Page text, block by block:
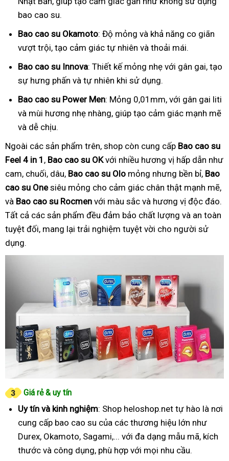
bao cao su.
Bao cao su Okamoto: Độ mỏng và khả năng co giãn
vượt trội, tạo cảm giác tự nhiên và thoải mái.
Bao cao su Innova: Thiết kế mỏng nhẹ với gân gai, tạo
sự hưng phấn và tự nhiên khi sử dụng.
Bao cao su Power Men: Mỏng 0,01mm, với gân gai liti
và mùi hương nhẹ nhàng, giúp tạo cảm giác mạnh mẽ
và dễ chịu.
Ngoài các sản phẩm trên, shop còn cung cấp Bao cao su
Feel 4 in 1 , Bao cao su OKvới nhiều hương vị hấp dẫn như
cam, chuối, dâu, Bao cao su Olo mỏng nhưng bền bỉ, Bao
cao su Onesiêu mỏng cho cảm giác chân thật mạnh mẽ,
và Bao cao su Rocmen với màu sắc và hương vị độc đáo.
Tất cả các sản phẩm đều đảm bảo chất lượng và an toàn
tuyệt đối, mang lại trải nghiệm tuyệt vời cho người sử
dụng.
Giá rẻ & uy tín
Uy tín và kinh nghiệm: Shop heloshop.net tự hào là nơi
cung cấp bao cao su của các thương hiệu lớn như
Durex, Okamoto, Sagami,... với đa dạng mẫu mã, kích
thước và công dụng, phù hợp với mọi nhu cầu.